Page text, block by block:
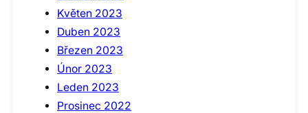
Květen 2023
Duben 2023
Březen 2023
Únor 2023
Leden 2023
Prosinec 2022